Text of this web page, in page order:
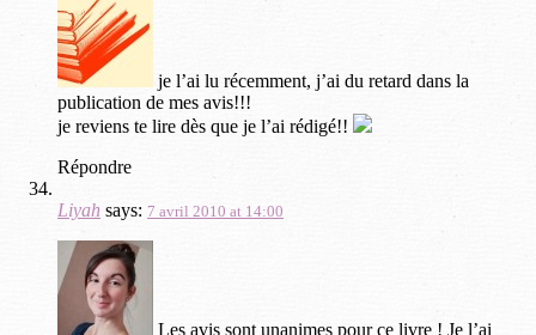
je l’ai lu récemment, j’ai du retard dans la
publication de mes avis!!!
je reviens te lire dès que je l’ai rédigé!!
Répondre
Liyah says: 7 avril 2010 at 14:00
Les avis sont unanimes pour ce livre ! Je l’ai